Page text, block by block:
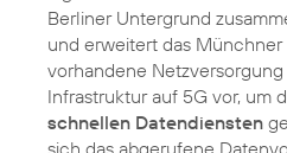
Berliner Untergrund
und erweitert das
vorhandene
Infrastruktur auf 5G vor, um
schnellen Datendiensten
sich das abgerufene